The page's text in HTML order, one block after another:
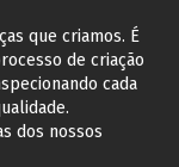
que criamos. É
de criação
cada
dos nossos